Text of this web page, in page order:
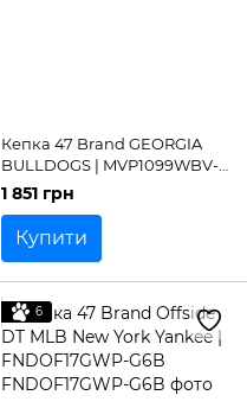
Кепка 47 Brand GEORGIA
BULLDOGS | MVP1099WBV-
BK
1 851 грн
Купити
6